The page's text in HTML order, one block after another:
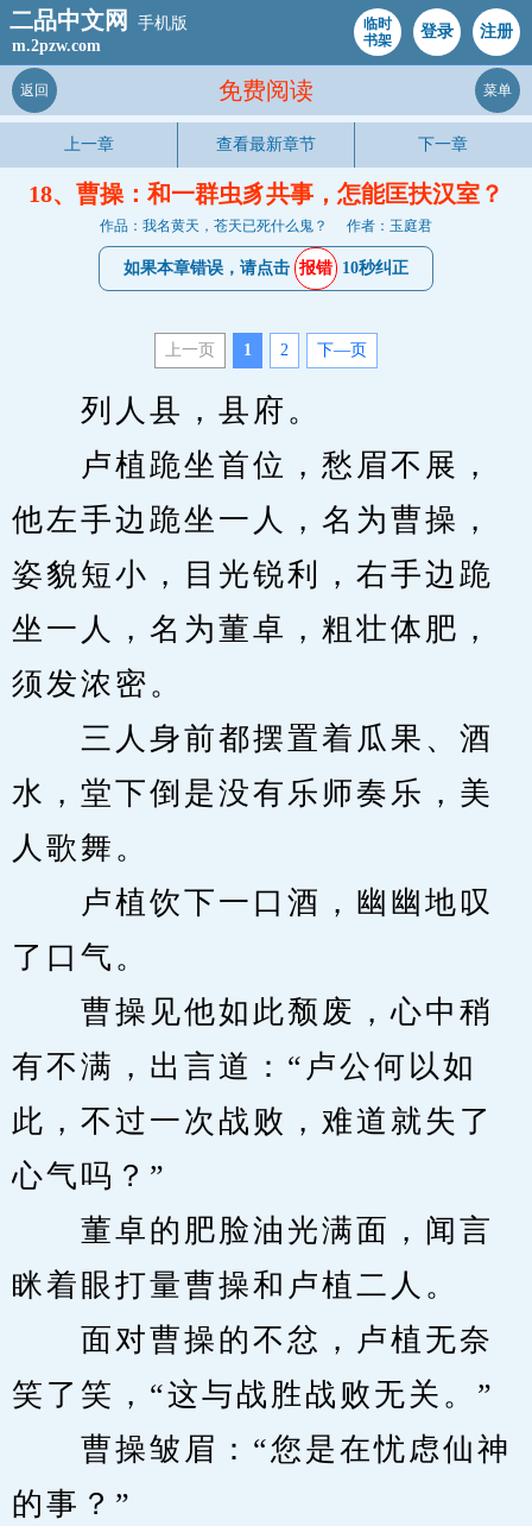
二品中文网
手机版
m.2pzw.com
临时
书架
登录 注册
免费阅读
返回 菜单
上一章 查看最新章节 下一章
18、曹操：和一群虫豸共事，怎能匡扶汉室？
作品：我名黄天，苍天已死什么鬼？ 作者：玉庭君
如果本章错误，请点击 报错 10秒纠正
上一页 1 2 下—页
列人县，县府。
卢植跪坐首位，愁眉不展，
他左手边跪坐一人，名为曹操，
姿貌短小，目光锐利，右手边跪
坐一人，名为董卓，粗壮体肥，
须发浓密。
三人身前都摆置着瓜果、酒
水，堂下倒是没有乐师奏乐，美
人歌舞。
卢植饮下一口酒，幽幽地叹
了口气。
曹操见他如此颓废，心中稍
有不满，出言道：“卢公何以如
此，不过一次战败，难道就失了
心气吗？”
董卓的肥脸油光满面，闻言
眯着眼打量曹操和卢植二人。
面对曹操的不忿，卢植无奈
笑了笑，“这与战胜战败无关。”
曹操皱眉：“您是在忧虑仙神
的事？”